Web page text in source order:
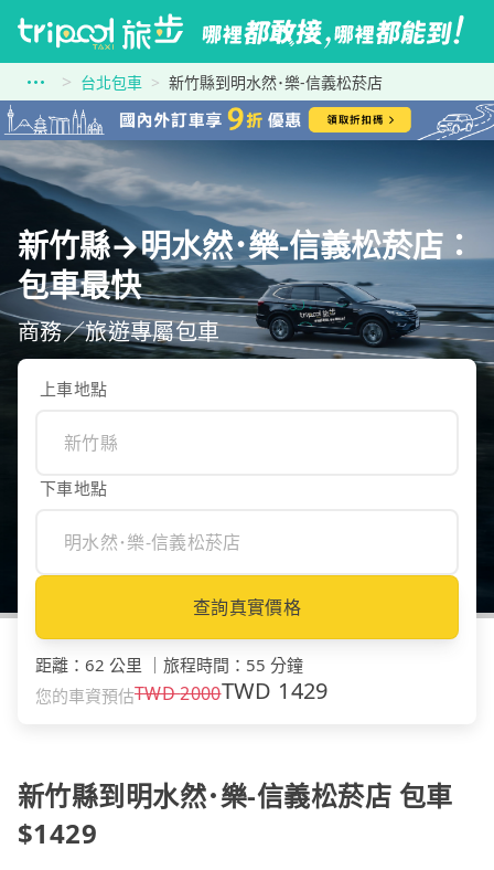
台北包車 新竹縣到明水然･樂-信義松菸店
新竹縣→明水然･樂-信義松菸店：
包車最快
商務／旅遊專屬包車
上車地點
下車地點
查詢真實價格
距離 ： 62 公里 旅程時間 ： 55 分鐘
您的車資預估TWD2000TWD 1429
新竹縣到明水然･樂-信義松菸店 包車
$1429